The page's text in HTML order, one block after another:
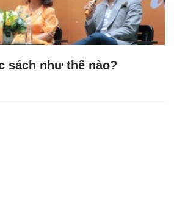
sách như thế nào?